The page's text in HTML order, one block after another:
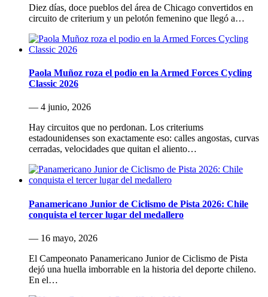
Diez días, doce pueblos del área de Chicago convertidos en
circuito de criterium y un pelotón femenino que llegó a…
Paola Muñoz roza el podio en la Armed Forces Cycling
Classic 2026
— 4 junio, 2026
Hay circuitos que no perdonan. Los criteriums
estadounidenses son exactamente eso: calles angostas, curvas
cerradas, velocidades que quitan el aliento…
Panamericano Junior de Ciclismo de Pista 2026: Chile
conquista el tercer lugar del medallero
— 16 mayo, 2026
El Campeonato Panamericano Junior de Ciclismo de Pista
dejó una huella imborrable en la historia del deporte chileno.
En el…